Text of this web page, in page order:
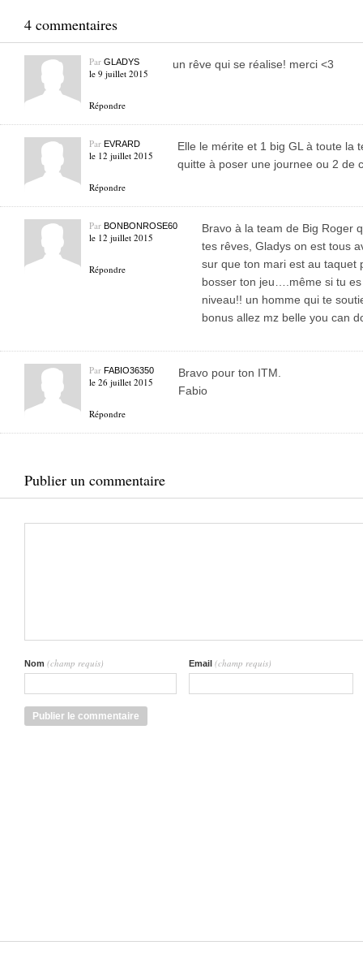
4 commentaires
Par GLADYS
le 9 juillet 2015
Répondre
un rêve qui se réalise! merci <3
Par EVRARD
le 12 juillet 2015
Répondre
Elle le mérite et 1 big GL à toute la
quitte à poser une journee ou 2 de
Par BONBONROSE60
le 12 juillet 2015
Répondre
Bravo à la team de Big Roger
tes rêves, Gladys on est tous
sur que ton mari est au taquet
bosser ton jeu….même si tu es
niveau!! un homme qui te
bonus allez mz belle you can
Par FABIO36350
le 26 juillet 2015
Répondre
Bravo pour ton ITM.
Fabio
Publier un commentaire
Nom (champ requis) Email (champ requis)